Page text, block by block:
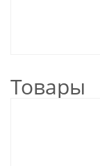
Товары